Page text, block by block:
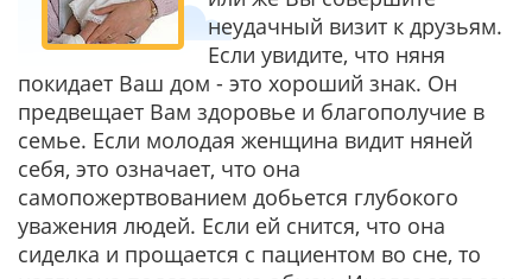
неудачный визит к друзьям.
Если увидите, что няня
покидает Ваш дом - это хороший знак. Он
предвещает Вам здоровье и благополучие в
семье. Если молодая женщина видит няней
себя, это означает, что она
самопожертвованием добьется глубокого
уважения людей. Если ей снится, что она
сиделка и прощается с пациентом во сне, то